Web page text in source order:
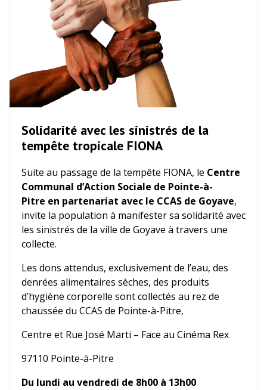
Solidarité avec les sinistrés de la
tempête tropicale FIONA
Suite au passage de la tempête FIONA, le Centre
Communal d’Action Sociale de Pointe-à-
Pitre en partenariat avec le CCAS de Goyave,
invite la population à manifester sa solidarité avec
les sinistrés de la ville de Goyave à travers une
collecte.
Les dons attendus, exclusivement de l’eau, des
denrées alimentaires sèches, des produits
d’hygiène corporelle sont collectés au rez de
chaussée du CCAS de Pointe-à-Pitre,
Centre et Rue José Marti – Face au Cinéma Rex
97110 Pointe-à-Pitre
Du lundi au vendredi de 8h00 à 13h00